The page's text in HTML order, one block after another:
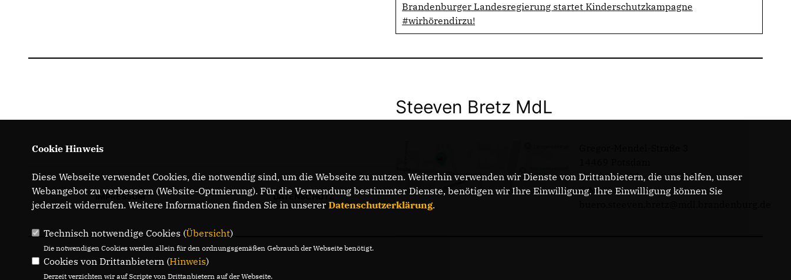
Brandenburger Landesregierung startet Kinderschutzkampagne
#wirhörendirzu!
IMPRESSUM DATENSCHUTZ
Steeven Bretz MdL
Telefon: 0331 - 20085713
E-Mail:
Cookie Hinweis
Diese Webseite verwendet Cookies, die notwendig sind, um die Webseite zu nutzen. Weiterhin verwenden wir Dienste von Drittanbietern, die uns helfen, unser
Webangebot zu verbessern (Website-Optmierung). Für die Verwendung bestimmter Dienste, benötigen wir Ihre Einwilligung. Ihre Einwilligung können Sie
jederzeit widerrufen. Weitere Informationen finden Sie in unserer Datenschutzerklärung.
Technisch notwendige Cookies (Übersicht)
Die notwendigen Cookies werden allein für den ordnungsgemäßen Gebrauch der Webseite benötigt.
Cookies von Drittanbietern (Hinweis)
Derzeit verzichten wir auf Scripte von Drittanbietern auf der Webseite.